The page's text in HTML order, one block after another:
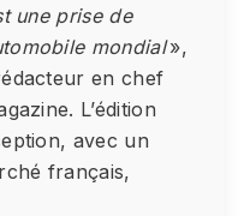
une prise de
mondial»,
en chef
L’édition
avec un
français,